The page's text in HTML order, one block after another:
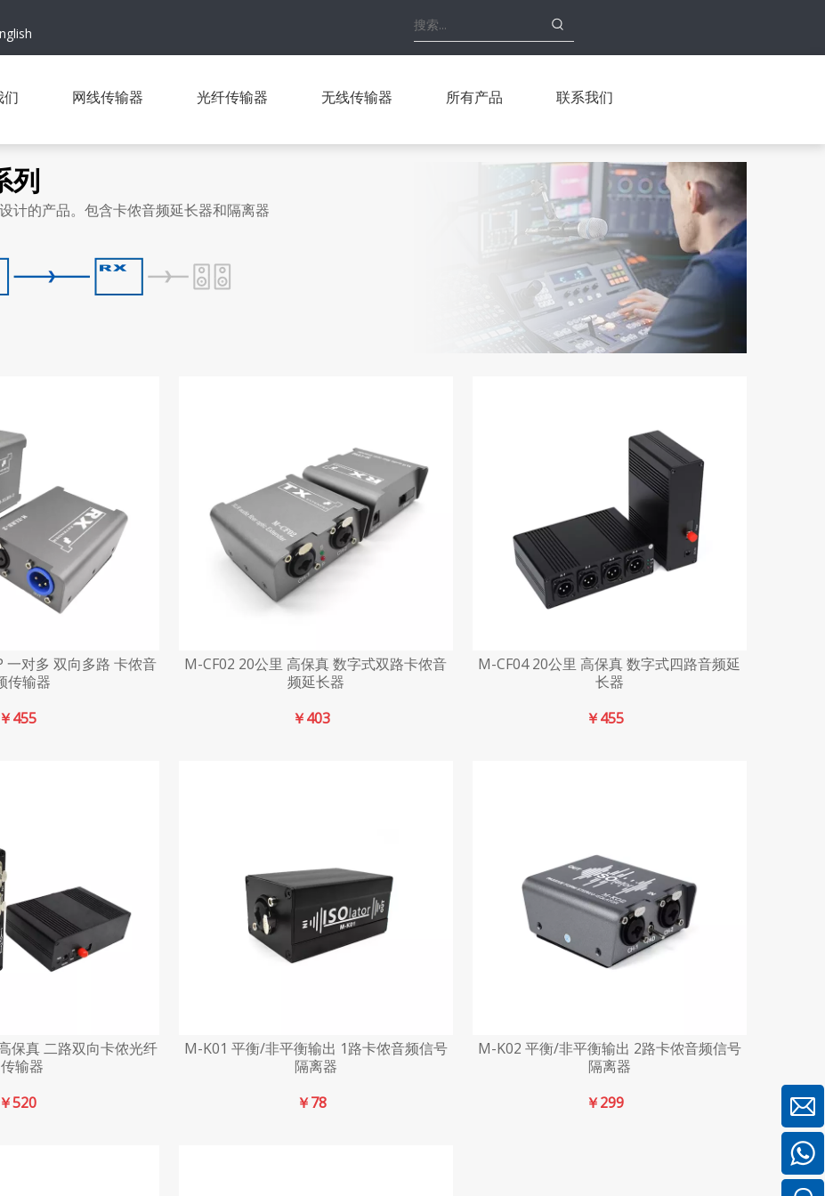
们 网线传输器 光纤传输器 无线传输器 所有产品 联系我们
列
计的产品。包含卡侬音频延长器和隔离器
一对多 双向多路 卡侬音
传输器
￥455
M-CF02 20公里 高保真 数字式双路卡侬音
频延长器
￥403
M-CF04 20公里 高保真 数字式四路音频延
长器
￥455
保真 二路双向卡侬光纤
传输器
￥520
M-K01 平衡/非平衡输出 1路卡侬音频信号
隔离器
￥78
M-K02 平衡/非平衡输出 2路卡侬音频信号
隔离器
￥299